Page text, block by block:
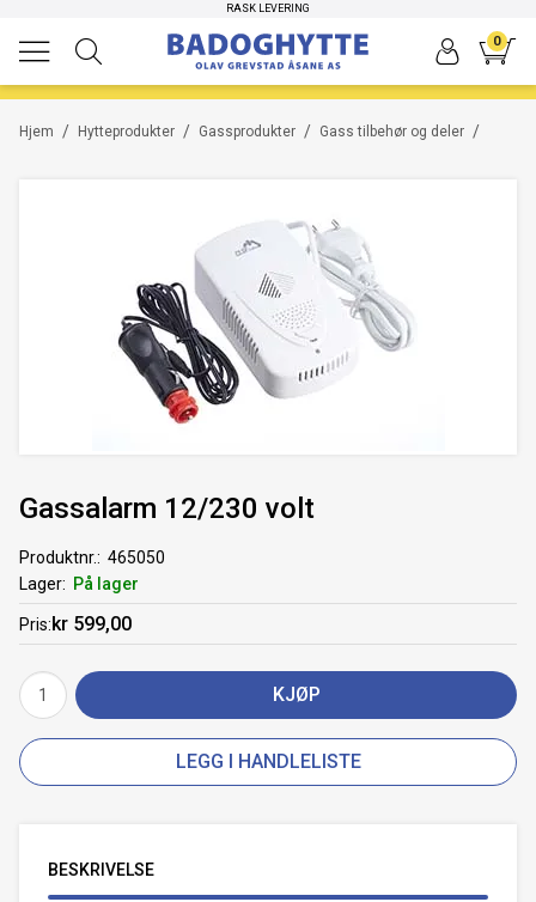
RASK LEVERING
0
/
Hjem /
Hytteprodukter /
Gassprodukter /
Gass tilbehør og deler
Gassalarm 12/230 volt
Produktnr.
465050
Lager
På lager
Pris kr 599,00
KJØP
LEGG I HANDLELISTE
BESKRIVELSE